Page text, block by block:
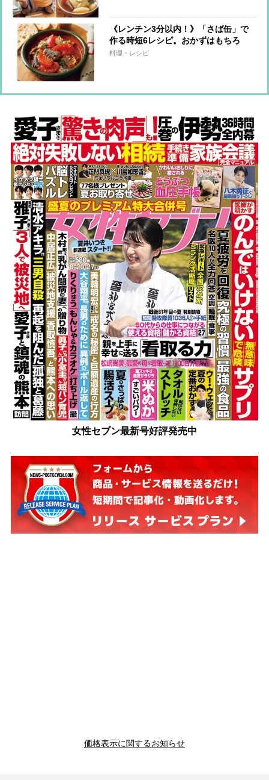
《レンチン3分以内！》「さば缶」で
作る時短6レシピ。おかずはもちろ
ん、サンドもごはん系もおまかせ！
料理・レシピ
女性セブン最新号好評発売中
価格表示に関するお知らせ